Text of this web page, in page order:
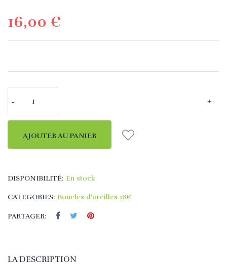
16,00 €
AJOUTER AU PANIER
DISPONIBILITÉ: En stock
CATEGORIES: Boucles d'oreilles 16€
PARTAGER:
LA DESCRIPTION